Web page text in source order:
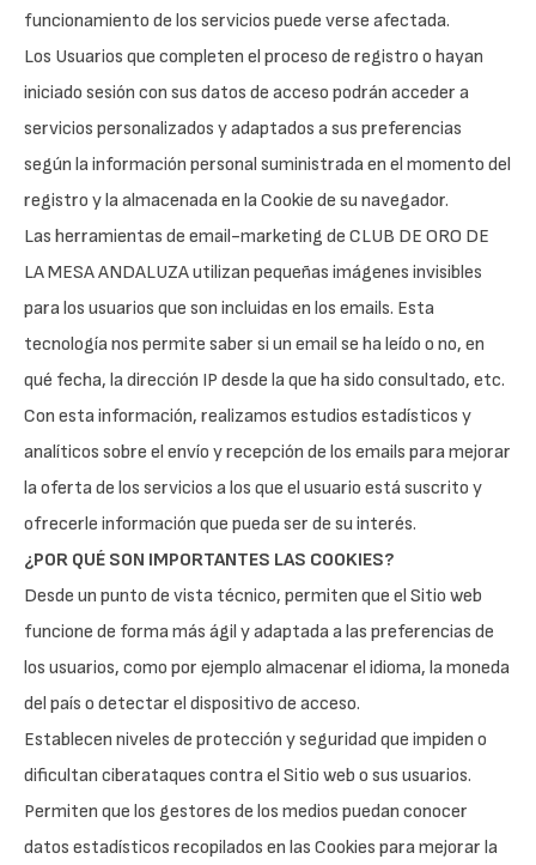
funcionamiento de los servicios puede verse afectada.
Los Usuarios que completen el proceso de registro o hayan
iniciado sesión con sus datos de acceso podrán acceder a
servicios personalizados y adaptados a sus preferencias
según la información personal suministrada en el momento del
registro y la almacenada en la Cookie de su navegador.
Las herramientas de email-marketing de CLUB DE ORO DE
LA MESA ANDALUZA utilizan pequeñas imágenes invisibles
para los usuarios que son incluidas en los emails. Esta
tecnología nos permite saber si un email se ha leído o no, en
qué fecha, la dirección IP desde la que ha sido consultado, etc.
Con esta información, realizamos estudios estadísticos y
analíticos sobre el envío y recepción de los emails para mejorar
la oferta de los servicios a los que el usuario está suscrito y
ofrecerle información que pueda ser de su interés.
¿POR QUÉ SON IMPORTANTES LAS COOKIES?
Desde un punto de vista técnico, permiten que el Sitio web
funcione de forma más ágil y adaptada a las preferencias de
los usuarios, como por ejemplo almacenar el idioma, la moneda
del país o detectar el dispositivo de acceso.
Establecen niveles de protección y seguridad que impiden o
dificultan ciberataques contra el Sitio web o sus usuarios.
Permiten que los gestores de los medios puedan conocer
datos estadísticos recopilados en las Cookies para mejorar la